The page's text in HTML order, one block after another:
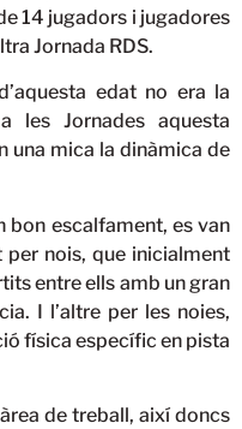
14 jugadors i jugadores
Jornada RDS.
edat no era la
les Jornades aquesta
una mica la dinàmica de
bon escalfament, es van
nois, que inicialment
entre ells amb un gran
I l’altre per les noies,
física específic en pista
de treball, així doncs